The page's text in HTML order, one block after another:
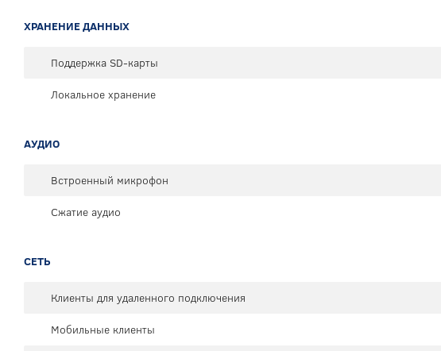
ХРАНЕНИЕ ДАННЫХ
Поддержка SD-карты
Локальное хранение
АУДИО
Встроенный микрофон
Сжатие аудио
СЕТЬ
Клиенты для удаленного подключения
Мобильные клиенты